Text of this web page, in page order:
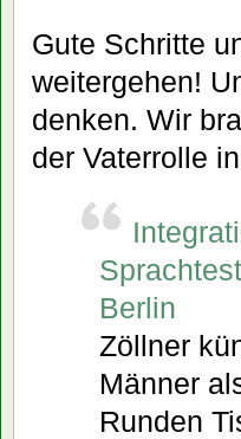
Gute Schritte
weitergehen!
denken. Wir
der Vaterrolle
Berlin
Zöllner
Männer
Runden